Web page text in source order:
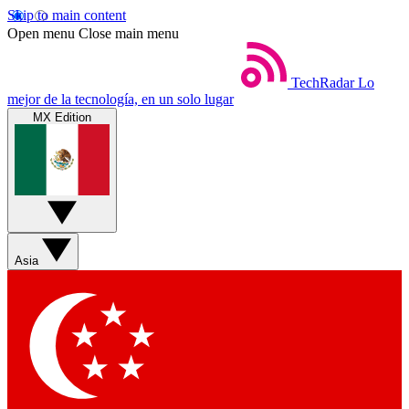
Skip to main content
Open menu Close main menu
TechRadar Lo
mejor de la tecnología, en un solo lugar
MX Edition
Asia